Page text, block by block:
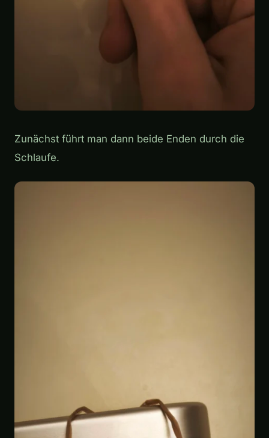
Zunächst führt man dann beide Enden durch die
Schlaufe.